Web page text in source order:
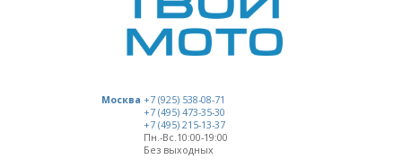
Москва +7 (925) 538-08-71
+7 (495) 473-35-30
+7 (495) 215-13-37
Пн.-Вс.10:00-19:00
Без выходных